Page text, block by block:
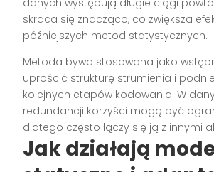
danych występują długie ciągi
skraca się znacząco, co zwiększa
późniejszych metod statystycznych.
Metoda bywa stosowana jako
uprościć strukturę strumienia i
kolejnych etapów kodowania. W
redundancji korzyści mogą być
dlatego często łączy się ją z innymi
Jak działają